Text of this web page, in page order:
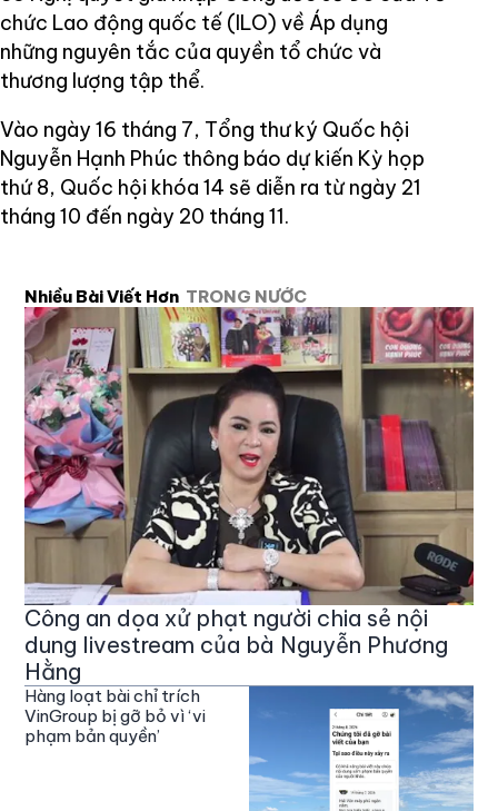
chức Lao động quốc tế (ILO) về Áp dụng
những nguyên tắc của quyền tổ chức và
thương lượng tập thể.
Vào ngày 16 tháng 7, Tổng thư ký Quốc hội
Nguyễn Hạnh Phúc thông báo dự kiến Kỳ họp
thứ 8, Quốc hội khóa 14 sẽ diễn ra từ ngày 21
tháng 10 đến ngày 20 tháng 11.
Nhiều Bài Viết Hơn TRONG NƯỚC
Công an dọa xử phạt người chia sẻ nội
dung livestream của bà Nguyễn Phương
Hằng
Hàng loạt bài chỉ trích
VinGroup bị gỡ bỏ vì ‘vi
phạm bản quyền’